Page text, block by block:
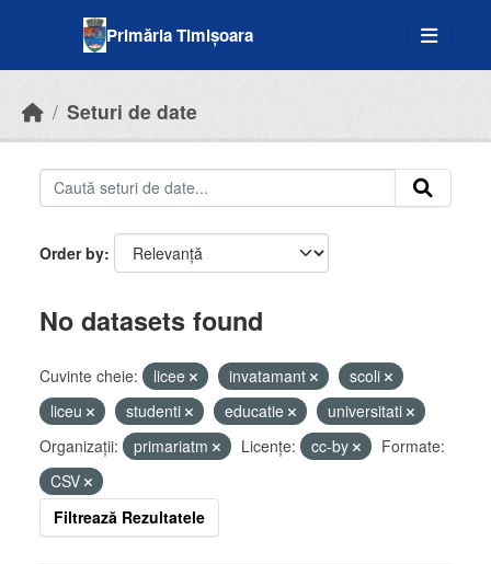
Primăria Timișoara
Seturi de date
Order by
No datasets found
Cuvinte cheie: licee invatamant
scoli
liceu
studenti educatie
universitati
Organizații:
primariatm Licenţe: cc-by
Formate:
CSV
Filtrează Rezultatele